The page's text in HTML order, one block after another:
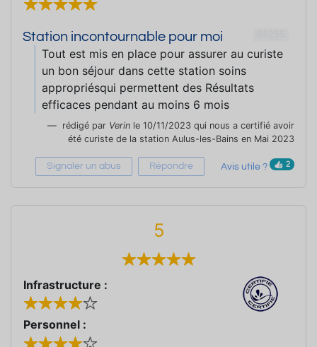
Station incontournable pour moi
Tout est mis en place pour assurer au curiste
un bon séjour dans cette station soins
appropriésqui permettent des Résultats
efficaces pendant au moins 6 mois
rédigé par Verin le 10/11/2023 qui nous a certifié avoir
été curiste de la station Aulus-les-Bains en Mai 2023
Signaler un abus Répondre Avis utile ? 2
5
Infrastructure :
Personnel :